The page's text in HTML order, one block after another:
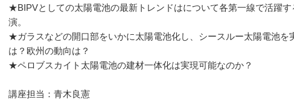
★BIPVとしての太陽電池の最新トレンドはについて各第一線で活躍
演。
★ガラスなどの開口部をいかに太陽電池化し、シースルー太陽電池を
は？欧州の動向は？
★ペロブスカイト太陽電池の建材一体化は実現可能なのか？
講座担当：青木良憲